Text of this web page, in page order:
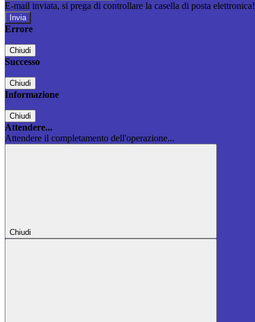
E-mail inviata, si prega di controllare la casella di posta elettronica!
Errore
Chiudi
Successo
Chiudi
Informazione
Chiudi
Attendere...
Attendere il completamento dell'operazione...
Chiudi